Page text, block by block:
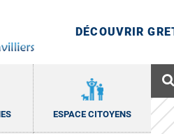
de Gretz-Armainvilliers,
DÉCOUVRIR
ESPACE CITOYENS